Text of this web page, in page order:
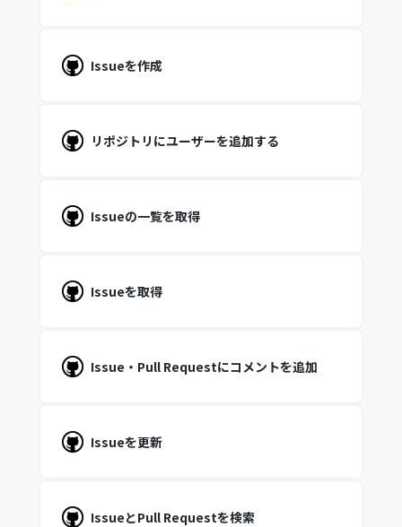
Issueを作成
リポジトリにユーザーを追加する
Issueの一覧を取得
Issueを取得
Issue・Pull Requestにコメントを追加
Issueを更新
IssueとPull Requestを検索